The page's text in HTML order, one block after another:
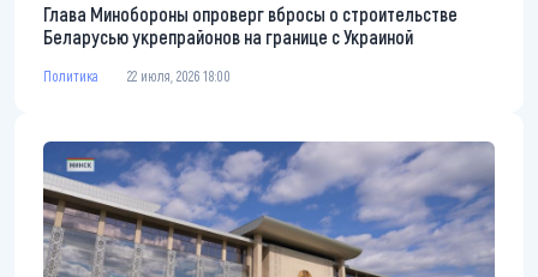
Глава Минобороны опроверг вбросы о строительстве
Беларусью укрепрайонов на границе с Украиной
Политика 22 июля, 2026 18:00